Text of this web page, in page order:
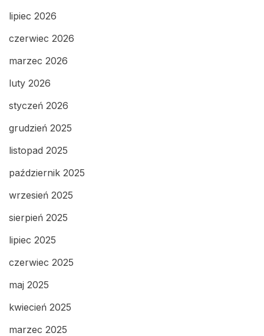
lipiec 2026
czerwiec 2026
marzec 2026
luty 2026
styczeń 2026
grudzień 2025
listopad 2025
październik 2025
wrzesień 2025
sierpień 2025
lipiec 2025
czerwiec 2025
maj 2025
kwiecień 2025
marzec 2025